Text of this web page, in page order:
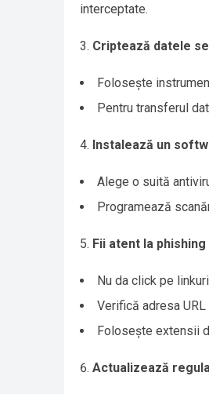
interceptate.
Criptează datele
Folosește
Pentru transferul
Instalează un
Alege o suită
Programează
Fii atent la
Nu da click pe
Verifică adresa
Folosește extensii
Actualizează